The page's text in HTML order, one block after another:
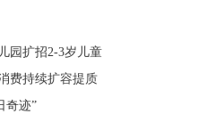
园扩招2-3岁儿童
费持续扩容提质
奇迹”